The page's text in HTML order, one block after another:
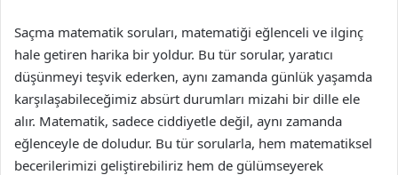
Saçma matematik soruları, matematiği eğlenceli ve ilginç
hale getiren harika bir yoldur. Bu tür sorular, yaratıcı
düşünmeyi teşvik ederken, aynı zamanda günlük yaşamda
karşılaşabileceğimiz absürt durumları mizahi bir dille ele
alır. Matematik, sadece ciddiyetle değil, aynı zamanda
eğlenceyle de doludur. Bu tür sorularla, hem matematiksel
becerilerimizi geliştirebiliriz hem de gülümseyerek